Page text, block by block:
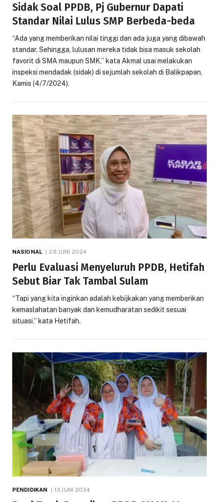
Sidak Soal PPDB, Pj Gubernur Dapati
Standar Nilai Lulus SMP Berbeda-beda
“Ada yang memberikan nilai tinggi dan ada juga yang dibawah
standar. Sehingga, lulusan mereka tidak bisa masuk sekolah
favorit di SMA maupun SMK,” kata Akmal usai melakukan
inspeksi mendadak (sidak) di sejumlah sekolah di Balikpapan,
Kamis (4/7/2024).
NASIONAL 29 JUNI 2024
Perlu Evaluasi Menyeluruh PPDB, Hetifah
Sebut Biar Tak Tambal Sulam
“Tapi yang kita inginkan adalah kebijkakan yang memberikan
kemaslahatan banyak dan kemudharatan sedikit sesuai
situasi,” kata Hetifah.
PENDIDIKAN 13 JUNI 2024